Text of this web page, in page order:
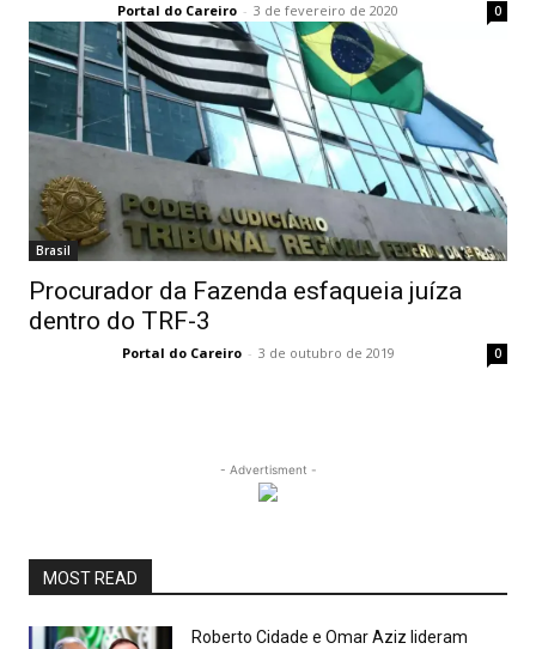
Portal do Careiro - 3 de fevereiro de 2020 0
Brasil
Procurador da Fazenda esfaqueia juíza
dentro do TRF-3
Portal do Careiro - 3 de outubro de 2019 0
- Advertisment -
MOST READ
Roberto Cidade e Omar Aziz lideram